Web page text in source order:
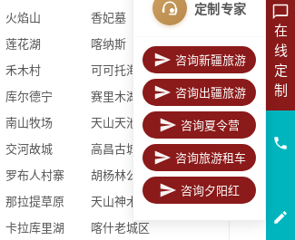
火焰山
香妃墓
莲花湖
喀纳斯
禾木村
可可托海
库尔德宁
赛里木湖
南山牧场
天山天池
交河故城
高昌古城
罗布人村寨
胡杨林公园
那拉提草原
天山神木园
卡拉库里湖
喀什老城区
在
线
定
制
定制专家
咨询新疆旅游
咨询出疆旅游
咨询夏令营
咨询旅游租车
咨询夕阳红